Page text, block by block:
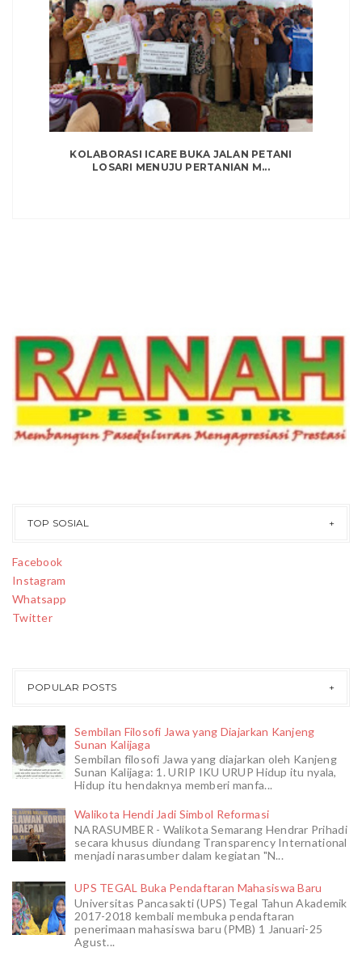
KOLABORASI ICARE BUKA JALAN PETANI
LOSARI MENUJU PERTANIAN M...
TOP SOSIAL
Facebook
Instagram
Whatsapp
Twitter
POPULAR POSTS
Sembilan Filosofi Jawa yang Diajarkan Kanjeng
Sunan Kalijaga
Sembilan filosofi Jawa yang diajarkan oleh Kanjeng
Sunan Kalijaga: 1. URIP IKU URUP Hidup itu nyala,
Hidup itu hendaknya memberi manfa...
Walikota Hendi Jadi Simbol Reformasi
NARASUMBER - Walikota Semarang Hendrar Prihadi
secara khusus diundang Transparency International
menjadi narasumber dalam kegiatan "N...
UPS TEGAL Buka Pendaftaran Mahasiswa Baru
Universitas Pancasakti (UPS) Tegal Tahun Akademik
2017-2018 kembali membuka pendaftaran
penerimaan mahasiswa baru (PMB) 1 Januari-25
Agust...